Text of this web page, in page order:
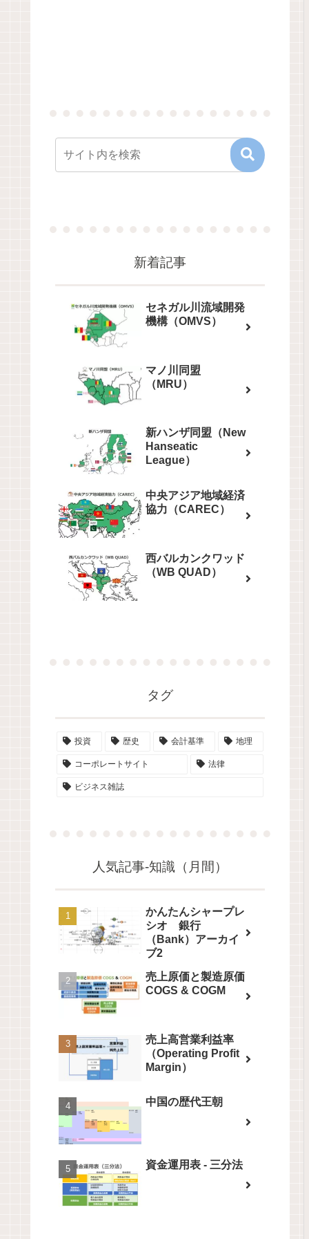
新着記事
セネガル川流域開発
機構（OMVS）
マノ川同盟
（MRU）
新ハンザ同盟（New
Hanseatic
League）
中央アジア地域経済
協力（CAREC）
西バルカンクワッド
（WB QUAD）
タグ
投資 歴史 会計基準 地理
コーポレートサイト 法律
ビジネス雑誌
人気記事-知識（月間）
かんたんシャープレ
シオ 銀行
（Bank）アーカイ
ブ2
売上原価と製造原価
COGS & COGM
売上高営業利益率
（Operating Profit
Margin）
中国の歴代王朝
資金運用表 - 三分法